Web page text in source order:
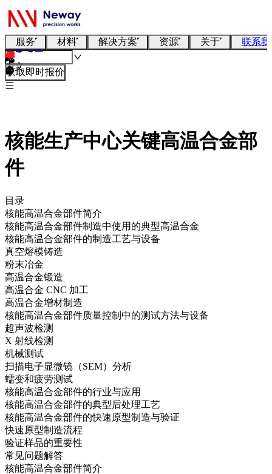
服务 材料 解决方案 资源 关于 联系
中文
获取即时报价
核能生产中心关键高温合金部
件
目录
核能高温合金部件简介
核能高温合金部件制造中使用的典型高温合金
核能高温合金部件的制造工艺与设备
真空熔模铸造
粉末冶金
高温合金锻造
高温合金 CNC 加工
高温合金增材制造
核能高温合金部件质量控制中的测试方法与设备
超声波检测
X 射线检测
机械测试
扫描电子显微镜（SEM）分析
蠕变和疲劳测试
核能高温合金部件的行业与应用
核能高温合金部件的典型后处理工艺
核能高温合金部件的快速原型制造与验证
快速原型制造流程
验证样品的重要性
常见问题解答
核能高温合金部件简介